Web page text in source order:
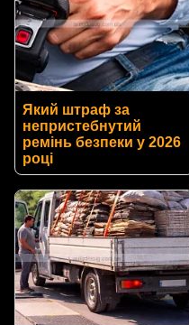
Який штраф за
непристебнутий
ремінь безпеки у 2026
році